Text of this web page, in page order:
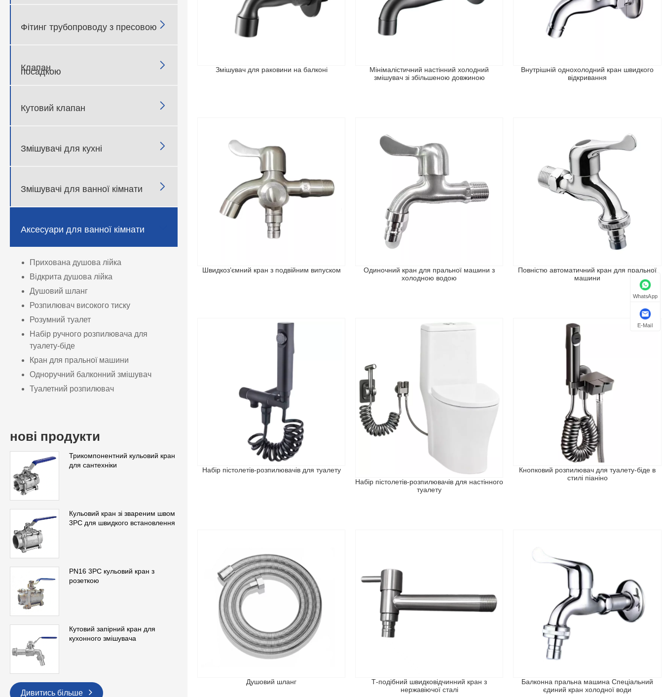
Фітинг трубопроводу з пресовою
посадкою

Клапан 
Кутовий клапан 
Змішувачі для кухні 
Змішувачі для ванної кімнати 
Аксесуари для ванної кімнати
Прихована душова лійка
Відкрита душова лійка
Душовий шланг
Розпилювач високого тиску
Розумний туалет
Набір ручного розпилювача для
туалету-біде
Кран для пральної машини
Одноручний балконний змішувач
Туалетний розпилювач
нові продукти
Трикомпонентний кульовий кран
для сантехніки
Кульовий кран зі звареним швом
3PC для швидкого встановлення
PN16 3PC кульовий кран з
розеткою
Кутовий запірний кран для
кухонного змішувача
Дивитись більше
Змішувач для раковини на балконі
Мінімалістичний настінний холодний
змішувач зі збільшеною довжиною
Внутрішній однохолодний кран швидкого
відкривання
Швидкоз’ємний кран з подвійним випуском
Одиночний кран для пральної машини з
холодною водою
Повністю автоматичний кран для пральної
машини
Набір пістолетів-розпилювачів для туалету
Набір пістолетів-розпилювачів для настінного
туалету
Кнопковий розпилювач для туалету-біде в
стилі піаніно
Душовий шланг
Т-подібний швидковідчинний кран з
нержавіючої сталі
Балконна пральна машина Спеціальний
єдиний кран холодної води
WhatsApp
E-Mail